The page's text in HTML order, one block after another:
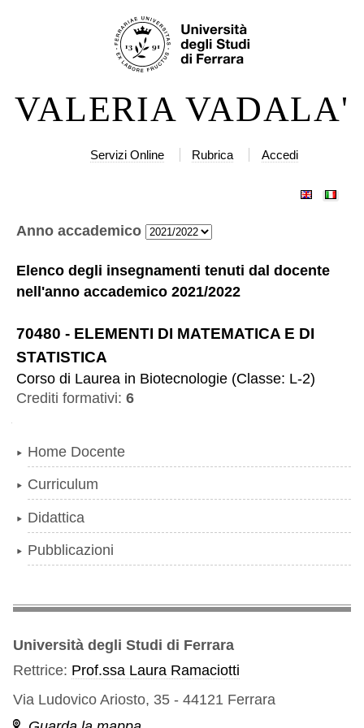
Salta
alla
VALERIA VADALA'
Servizi Online Rubrica Accedi
Anno accademico
Elenco degli insegnamenti tenuti dal docente
nell'anno accademico 2021/2022
70480 - ELEMENTI DI MATEMATICA E DI
STATISTICA
Corso di Laureain Biotecnologie(Classe: L-2)
Crediti formativi: 6
Home Docente
Curriculum
Didattica
Pubblicazioni
Università degli Studi di Ferrara
Rettrice: Prof.ssa Laura Ramaciotti
Via Ludovico Ariosto, 35 - 44121 Ferrara